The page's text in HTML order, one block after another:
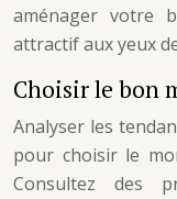
aménager votre
attractif aux yeux
Choisir le bon
Analyser les
pour choisir le
Consultez des